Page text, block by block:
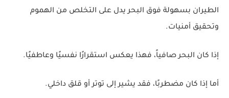
الطيران بسهولة فوق البحر يدل على التخلص من الهموم
وتحقيق أمنيات.
إذا كان البحر صافياً، فهذا يعكس استقرارًا نفسيًا وعاطفيًا.
أما إذا كان مضطربًا، فقد يشير إلى توتر أو قلق داخلي.